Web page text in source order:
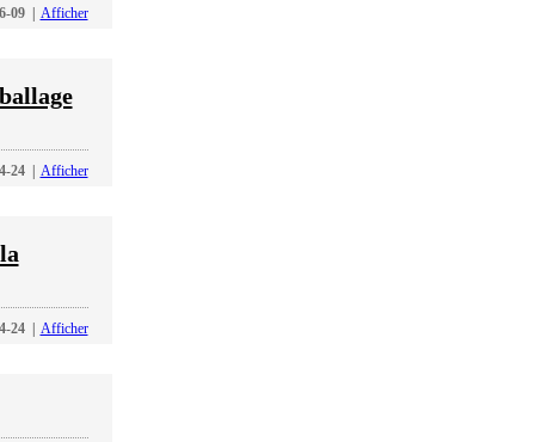
09| Afficher
24| Afficher
24| Afficher